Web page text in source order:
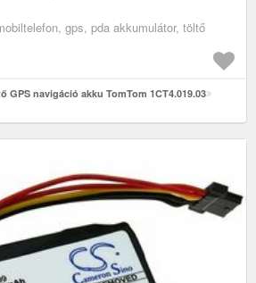
gps, pda akkumulátor, töltő
GPS navigáció akku TomTom 1CT4.019.03